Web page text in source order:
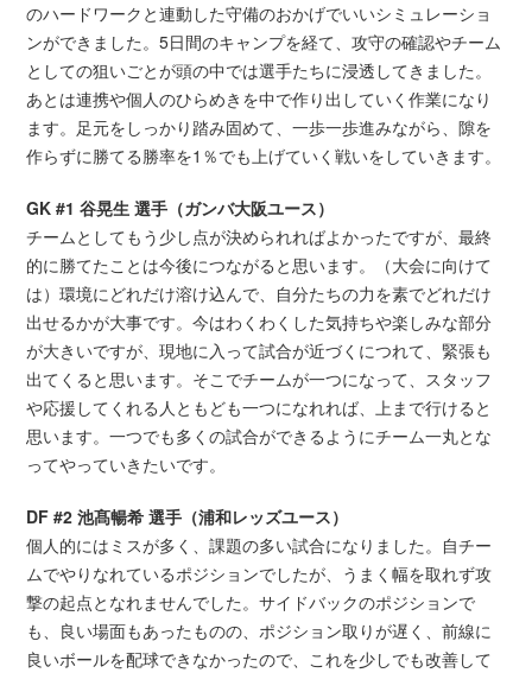
のハードワークと連動した守備のおかげでいいシミュレーショ
ンができました。5日間のキャンプを経て、攻守の確認やチーム
としての狙いごとが頭の中では選手たちに浸透してきました。
あとは連携や個人のひらめきを中で作り出していく作業になり
ます。足元をしっかり踏み固めて、一歩一歩進みながら、隙を
作らずに勝てる勝率を1％でも上げていく戦いをしていきます。
GK #1 谷晃生 選手（ガンバ大阪ユース）
チームとしてもう少し点が決められればよかったですが、最終
的に勝てたことは今後につながると思います。（大会に向けて
は）環境にどれだけ溶け込んで、自分たちの力を素でどれだけ
出せるかが大事です。今はわくわくした気持ちや楽しみな部分
が大きいですが、現地に入って試合が近づくにつれて、緊張も
出てくると思います。そこでチームが一つになって、スタッフ
や応援してくれる人ともども一つになれれば、上まで行けると
思います。一つでも多くの試合ができるようにチーム一丸とな
ってやっていきたいです。
DF #2 池髙暢希 選手（浦和レッズユース）
個人的にはミスが多く、課題の多い試合になりました。自チー
ムでやりなれているポジションでしたが、うまく幅を取れず攻
撃の起点となれませんでした。サイドバックのポジションで
も、良い場面もあったものの、ポジション取りが遅く、前線に
良いボールを配球できなかったので、これを少しでも改善して